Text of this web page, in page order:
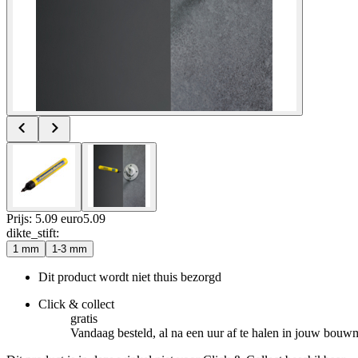
Prijs: 5.09 euro5.09
dikte_stift:
1 mm 1-3 mm
Dit product wordt niet thuis bezorgd
Click & collect
gratis
Vandaag besteld, al na een uur af te halen in jouw